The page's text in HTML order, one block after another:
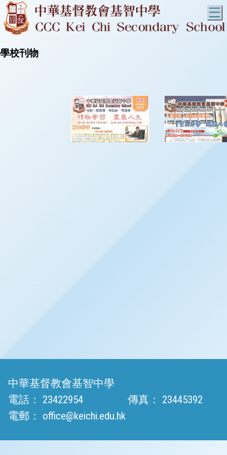
學校刊物
中華基督教會基智中學
電話：
23422954 傳真：
23445392
電郵：
office@keichi.edu.hk